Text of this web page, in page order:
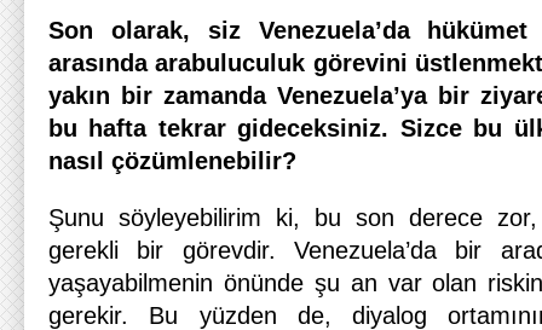
Son olarak, siz Venezuela’da
arasında arabuluculuk görevini
yakın bir zamanda Venezuela’ya bir
bu hafta tekrar gideceksiniz. Sizce bu
nasıl çözümlenebilir?
Şunu söyleyebilirim ki, bu son derece
gerekli bir görevdir. Venezuela’da bir
yaşayabilmenin önünde şu an var olan
gerekir. Bu yüzden de, diyalog